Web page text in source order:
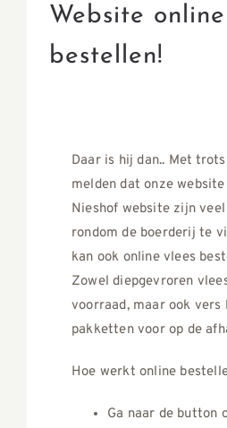
Website
bestellen!
Daar is hij dan.. Met
melden dat onze
Nieshof website zijn
rondom de boerderij te
kan ook online vlees
Zowel diepgevroren
voorraad, maar ook vers
pakketten voor op de
Hoe werkt online
Ga naar de button